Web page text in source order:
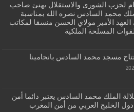
لحزب الشورى والاستقلال يهنئ صاحب
محمد السادس نصره الله بمناسبة
العهد الأمير مولاي الحسن منسقا لمكاتب
المسلحة الملكية
مسجد محمد السادس بانجامينا
الملك محمد السادس يعتبر دائما أمن
دول الخليج العربي من أمن المغرب